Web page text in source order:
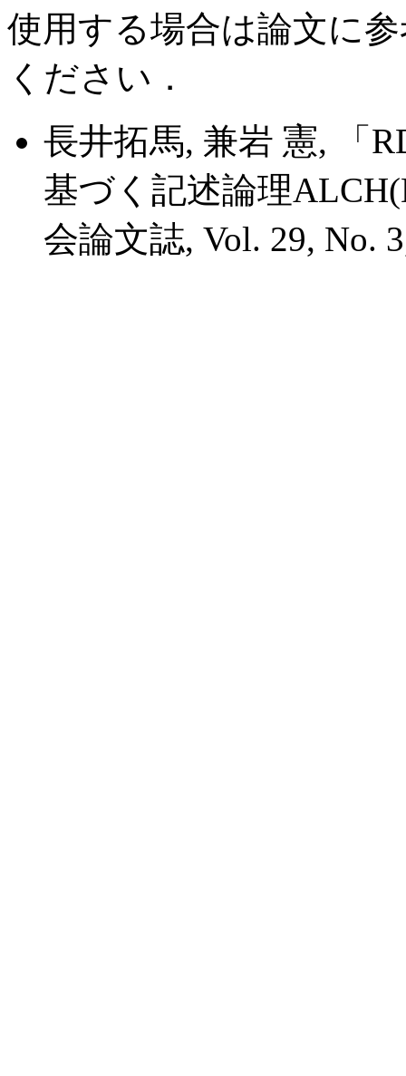
使用する場合は論文に
ください．
長井拓馬, 兼岩 憲, 「
基づく記述論理
会論文誌, Vol. 29, No.